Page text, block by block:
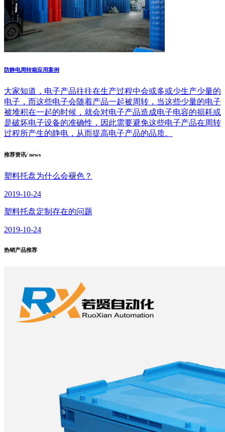
防静电周转箱应用案例
大家知道，电子产品往往在生产过程中会或多或少生产少量的
电子，而这些电子会随着产品一起被周转，当这些少量的电子
被堆积在一起的时候，就会对电子产品造成电子电容的损耗或
是破坏电子设备的准确性，因此需要避免这些电子产品在周转
过程所产生的静电，从而提高电子产品的品质。
推荐资讯/ news
塑料托盘为什么会褪色？
2019-10-24
塑料托盘定制存在的问题
2019-10-24
热销产品推荐